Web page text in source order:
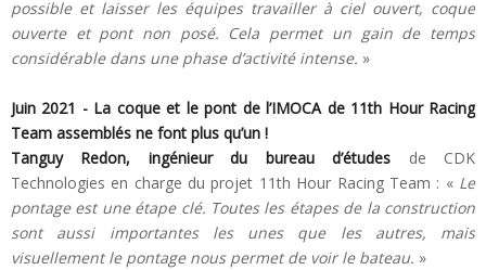
possible et laisser les équipes travailler à ciel ouvert, coque
ouverte et pont non posé. Cela permet un gain de temps
considérable dans une phase d’activité intense. »
Juin 2021 - La coque et le pont de l’IMOCA de 11th Hour Racing
Team assemblés ne font plus qu’un !
Tanguy Redon, ingénieur du bureau d’études de CDK
Technologies en charge du projet 11th Hour Racing Team : «Le
pontage est une étape clé. Toutes les étapes de la construction
sont aussi importantes les unes que les autres, mais
visuellement le pontage nous permet de voir le bateau. »